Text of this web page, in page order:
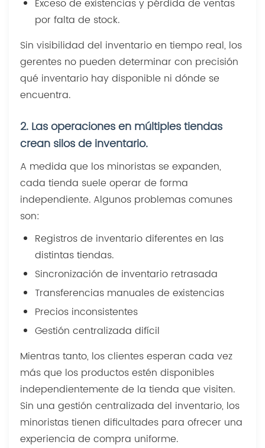
Exceso de existencias y pérdida de ventas
por falta de stock.
Sin visibilidad del inventario en tiempo real, los
gerentes no pueden determinar con precisión
qué inventario hay disponible ni dónde se
encuentra.
2. Las operaciones en múltiples tiendas
crean silos de inventario.
A medida que los minoristas se expanden,
cada tienda suele operar de forma
independiente. Algunos problemas comunes
son:
Registros de inventario diferentes en las
distintas tiendas.
Sincronización de inventario retrasada
Transferencias manuales de existencias
Precios inconsistentes
Gestión centralizada difícil
Mientras tanto, los clientes esperan cada vez
más que los productos estén disponibles
independientemente de la tienda que visiten.
Sin una gestión centralizada del inventario, los
minoristas tienen dificultades para ofrecer una
experiencia de compra uniforme.